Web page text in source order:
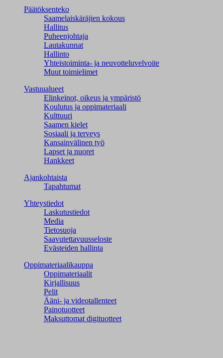
Päätöksenteko
Saamelaiskäräjien kokous
Hallitus
Puheenjohtaja
Lautakunnat
Hallinto
Yhteistoiminta- ja neuvotteluvelvoite
Muut toimielimet
Vastuualueet
Elinkeinot, oikeus ja ympäristö
Koulutus ja oppimateriaali
Kulttuuri
Saamen kielet
Sosiaali ja terveys
Kansainvälinen työ
Lapset ja nuoret
Hankkeet
Ajankohtaista
Tapahtumat
Yhteystiedot
Laskutustiedot
Media
Tietosuoja
Saavutettavuusseloste
Evästeiden hallinta
Oppimateriaalikauppa
Oppimateriaalit
Kirjallisuus
Pelit
Ääni- ja videotallenteet
Painotuotteet
Maksuttomat digituotteet